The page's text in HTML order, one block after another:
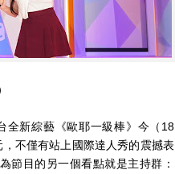
全新綜藝《歐耶一級棒》今（18
不僅有站上國際達人秀的震撼表
節目的另一個看點就是主持群：